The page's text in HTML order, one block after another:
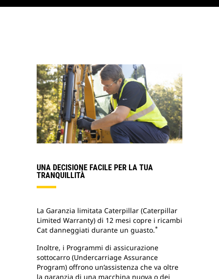
UNA DECISIONE FACILE PER LA TUA
TRANQUILLITÀ
La Garanzia limitata Caterpillar (Caterpillar
Limited Warranty) di 12 mesi copre i ricambi
Cat danneggiati durante un guasto.*
Inoltre, i Programmi di assicurazione
sottocarro (Undercarriage Assurance
Program) offrono un’assistenza che va oltre
la garanzia di una macchina nuova o dei